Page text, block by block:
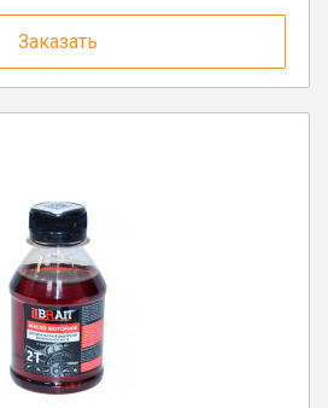
Заказать